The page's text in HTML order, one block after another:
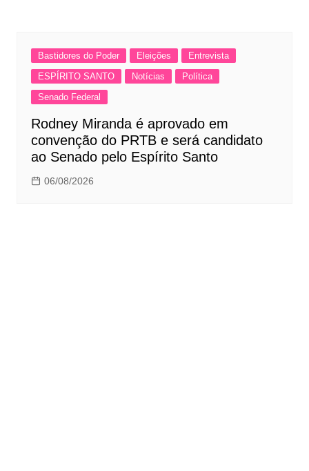
Bastidores do Poder Eleições
Entrevista
ESPÍRITO SANTO
Notícias
Política
Senado Federal
Rodney Miranda é aprovado em
convenção do PRTB e será candidato
ao Senado pelo Espírito Santo
06/08/2026